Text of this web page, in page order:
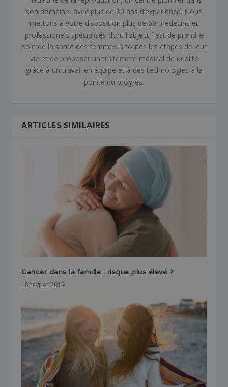
son domaine, avec plus de 80 ans d’expérience. Nous
mettons à votre disposition plus de 60 médecins et
professionels spécialisés dont l’objectif est de prendre
soin de la santé des femmes à toutes les étapes de leur
vie et de proposer un traitement médical de qualité
grâce à un travail en équipe et à des technologies à la
pointe du progrès.
ARTICLES SIMILAIRES
Cancer dans la famille : risque plus élevé ?
18 février 2019